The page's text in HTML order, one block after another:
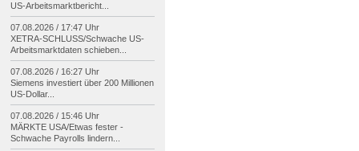
US-Arbeitsmarktbericht...
07.08.2026 / 17:47 Uhr
XETRA-SCHLUSS/Schwache US-
Arbeitsmarktdaten schieben...
07.08.2026 / 16:27 Uhr
Siemens investiert über 200 Millionen
US-Dollar...
07.08.2026 / 15:46 Uhr
MÄRKTE USA/Etwas fester -
Schwache Payrolls lindern...